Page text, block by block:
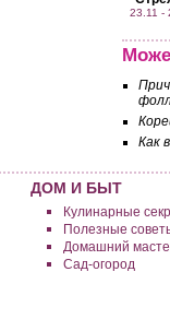
23.11 -
Как
ДОМ И БЫТ
Кулинарные
Полезные
Домашний
Сад-огород